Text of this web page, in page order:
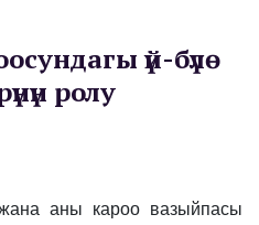
үй-бүлө
ролу
аны кароо вазыйпасы